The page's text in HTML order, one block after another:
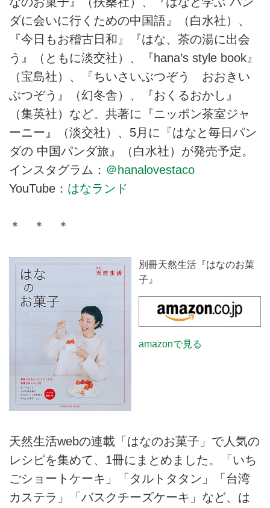
ダに会いに行くための中国語』（白水社）、
『今日もお稽古日和』『はな、茶の湯に出会
う』（ともに淡交社）、『hana’s style book』
（宝島社）、『ちいさいぶつぞう おおきい
ぶつぞう』（幻冬舎）、『おくるおかし』
（集英社）など。共著に『ニッポン茶室ジャ
ーニー』（淡交社）、5月に『はなと毎日パン
ダの 中国パンダ旅』（白水社）が発売予定。
インスタグラム： ＠hanalovestaco
YouTube： はなランド
＊ ＊ ＊
別冊天然生活『はなのお菓
子』
amazonで見る
天然生活webの連載「はなのお菓子」で人気の
レシピを集めて、1冊にまとめました。「いち
ごショートケーキ」「タルトタタン」「台湾
カステラ」「バスクチーズケーキ」など、は